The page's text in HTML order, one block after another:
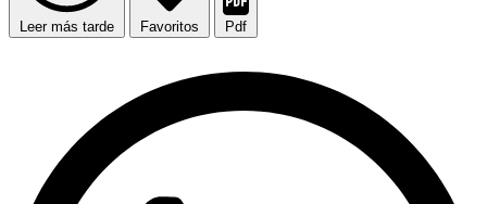
Leer más tarde Favoritos Pdf